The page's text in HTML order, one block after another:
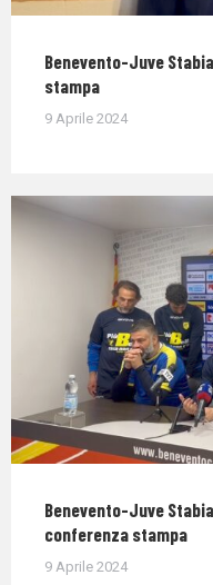
Benevento-Juve
stampa
9 Aprile 2024
Benevento-Juve
conferenza stampa
9 Aprile 2024